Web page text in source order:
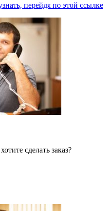
перейдя по этой ссылке
сделать заказ?